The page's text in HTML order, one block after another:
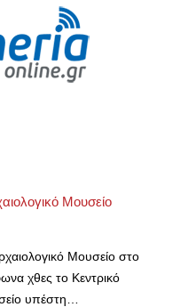
Μουσείο
Μουσείο στο
χθες το Κεντρικό
υπέστη…